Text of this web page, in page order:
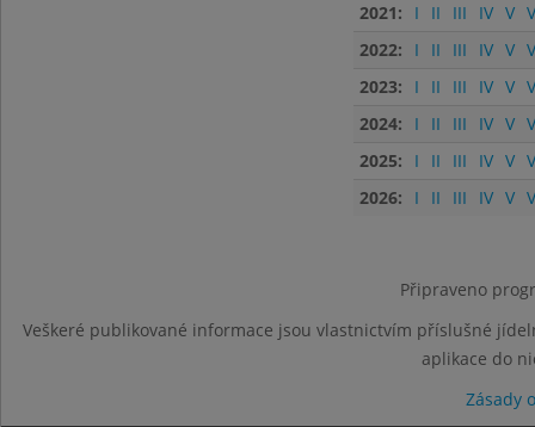
2021:
I II III IV V
2022:
I II III IV V
2023:
I II III IV V
2024:
I II III IV V
2025:
I II III IV V
2026:
I II III IV V
Připraveno
Veškeré publikované informace jsou vlastnictvím příslušné
aplikace do
Zásady